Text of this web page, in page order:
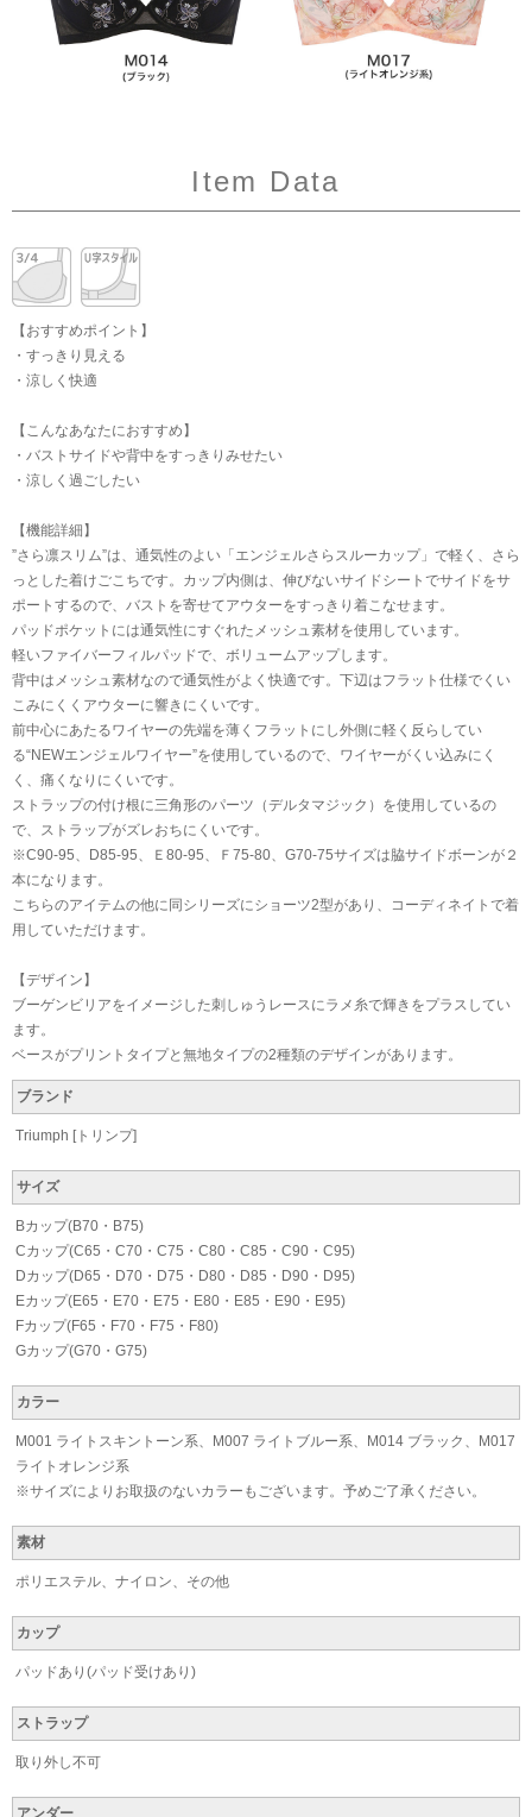
Item Data
【おすすめポイント】
・すっきり見える
・涼しく快適
【こんなあなたにおすすめ】
・バストサイドや背中をすっきりみせたい
・涼しく過ごしたい
【機能詳細】
”さら凛スリム”は、通気性のよい「エンジェルさらスルーカップ」で軽く、さら
っとした着けごこちです。カップ内側は、伸びないサイドシートでサイドをサ
ポートするので、バストを寄せてアウターをすっきり着こなせます。
パッドポケットには通気性にすぐれたメッシュ素材を使用しています。
軽いファイバーフィルパッドで、ボリュームアップします。
背中はメッシュ素材なので通気性がよく快適です。下辺はフラット仕様でくい
こみにくくアウターに響きにくいです。
前中心にあたるワイヤーの先端を薄くフラットにし外側に軽く反らしてい
る“NEWエンジェルワイヤー”を使用しているので、ワイヤーがくい込みにく
く、痛くなりにくいです。
ストラップの付け根に三角形のパーツ（デルタマジック）を使用しているの
で、ストラップがズレおちにくいです。
※C90-95、D85-95、Ｅ80-95、Ｆ75-80、G70-75サイズは脇サイドボーンが２
本になります。
こちらのアイテムの他に同シリーズにショーツ2型があり、コーディネイトで着
用していただけます。
【デザイン】
ブーゲンビリアをイメージした刺しゅうレースにラメ糸で輝きをプラスしてい
ます。
ベースがプリントタイプと無地タイプの2種類のデザインがあります。
ブランド
Triumph [トリンプ]
サイズ
Bカップ(B70・B75)
Cカップ(C65・C70・C75・C80・C85・C90・C95)
Dカップ(D65・D70・D75・D80・D85・D90・D95)
Eカップ(E65・E70・E75・E80・E85・E90・E95)
Fカップ(F65・F70・F75・F80)
Gカップ(G70・G75)
カラー
M001 ライトスキントーン系、M007 ライトブルー系、M014 ブラック、M017
ライトオレンジ系
※サイズによりお取扱のないカラーもございます。予めご了承ください。
素材
ポリエステル、ナイロン、その他
カップ
パッドあり(パッド受けあり)
ストラップ
取り外し不可
アンダー